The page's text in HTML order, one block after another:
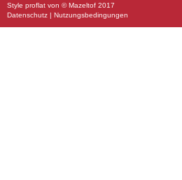
Style proflat von ©Mazeltof 2017
Datenschutz | Nutzungsbedingungen